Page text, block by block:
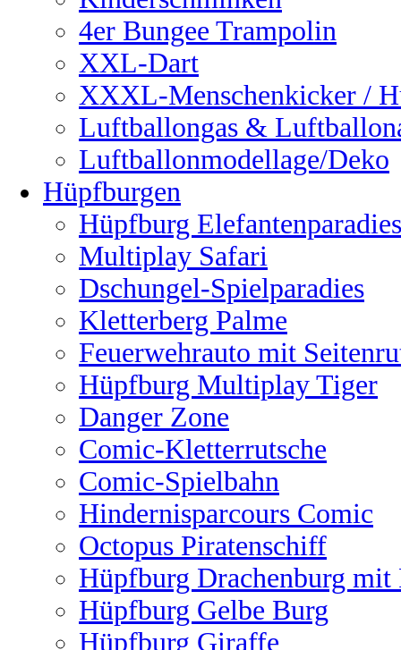
4er Bungee Trampolin
XXL-Dart
XXXL-Menschenkicker /
Luftballongas &
Luftballonmodellage/Deko
Hüpfburgen
Hüpfburg Elefantenparadies
Multiplay Safari
Dschungel-Spielparadies
Kletterberg Palme
Feuerwehrauto mit
Hüpfburg Multiplay Tiger
Danger Zone
Comic-Kletterrutsche
Comic-Spielbahn
Hindernisparcours Comic
Octopus Piratenschiff
Hüpfburg Drachenburg mit
Hüpfburg Gelbe Burg
Hüpfburg Giraffe